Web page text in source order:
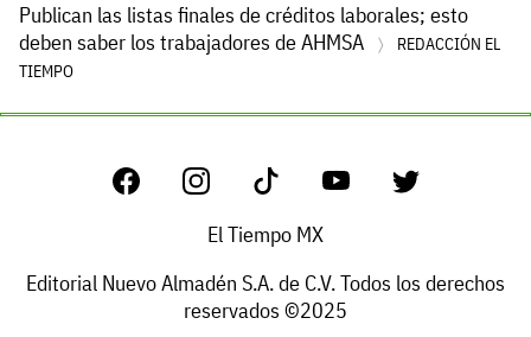
Publican las listas finales de créditos laborales; esto
deben saber los trabajadores de AHMSA
REDACCIÓN EL
TIEMPO
El Tiempo MX
Editorial Nuevo Almadén S.A. de C.V. Todos los derechos
reservados ©2025